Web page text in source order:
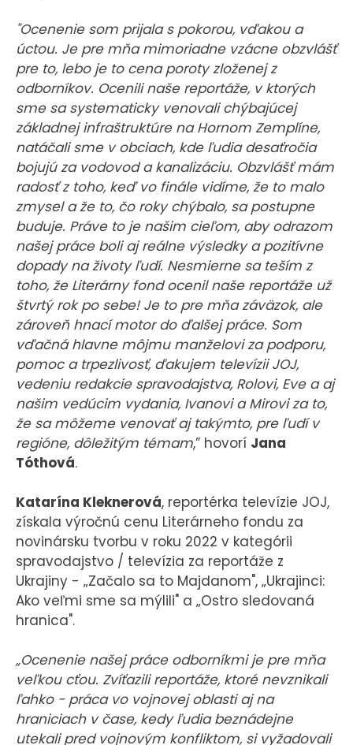
"Ocenenie som prijala s pokorou, vďakou a
úctou. Je pre mňa mimoriadne vzácne obzvlášť
pre to, lebo je to cena poroty zloženej z
odborníkov. Ocenili naše reportáže, v ktorých
sme sa systematicky venovali chýbajúcej
základnej infraštruktúre na Hornom Zemplíne,
natáčali sme v obciach, kde ľudia desaťročia
bojujú za vodovod a kanalizáciu. Obzvlášť mám
radosť z toho, keď vo finále vidíme, že to malo
zmysel a že to, čo roky chýbalo, sa postupne
buduje. Práve to je našim cieľom, aby odrazom
našej práce boli aj reálne výsledky a pozitívne
dopady na životy ľudí. Nesmierne sa teším z
toho, že Literárny fond ocenil naše reportáže už
štvrtý rok po sebe! Je to pre mňa záväzok, ale
zároveň hnací motor do ďalšej práce. Som
vďačná hlavne môjmu manželovi za podporu,
pomoc a trpezlivosť, ďakujem televízii JOJ,
vedeniu redakcie spravodajstva, Rolovi, Eve a aj
našim vedúcim vydania, Ivanovi a Mirovi za to,
že sa môžeme venovať aj takýmto, pre ľudí v
regióne, dôležitým témam,” hovorí Jana
Tóthová.
Katarína Kleknerová, reportérka televízie JOJ,
získala výročnú cenu Literárneho fondu za
novinársku tvorbu v roku 2022 v kategórii
spravodajstvo / televízia za reportáže z
Ukrajiny - „Začalo sa to Majdanom", „Ukrajinci:
Ako veľmi sme sa mýlili" a „Ostro sledovaná
hranica".
„Ocenenie našej práce odborníkmi je pre mňa
veľkou cťou. Zvíťazili reportáže, ktoré nevznikali
ľahko - práca vo vojnovej oblasti aj na
hraniciach v čase, kedy ľudia beznádejne
utekali pred vojnovým konfliktom, si vyžadovali